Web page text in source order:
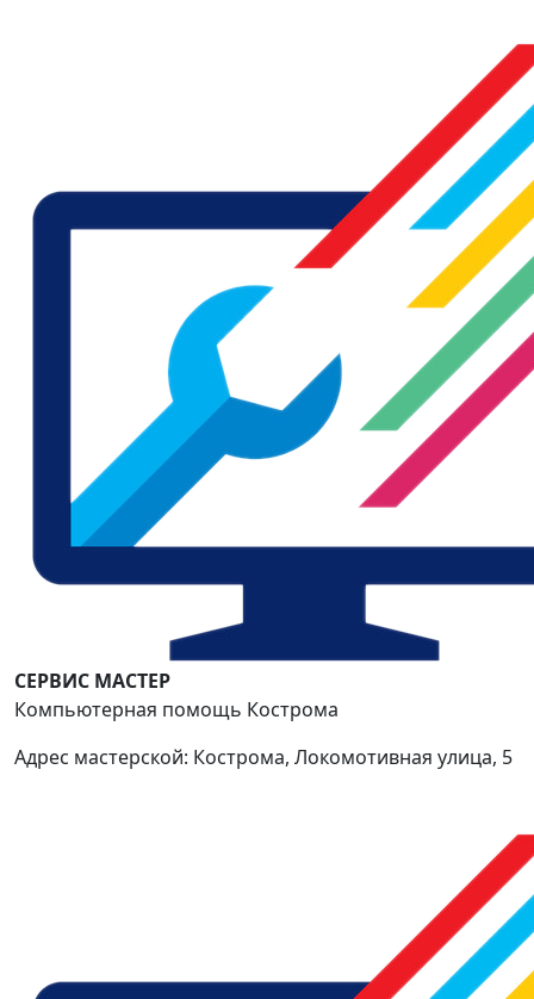
СЕРВИС МАСТЕР
Компьютерная помощь Кострома
Адрес мастерской: Кострома, Локомотивная улица, 5